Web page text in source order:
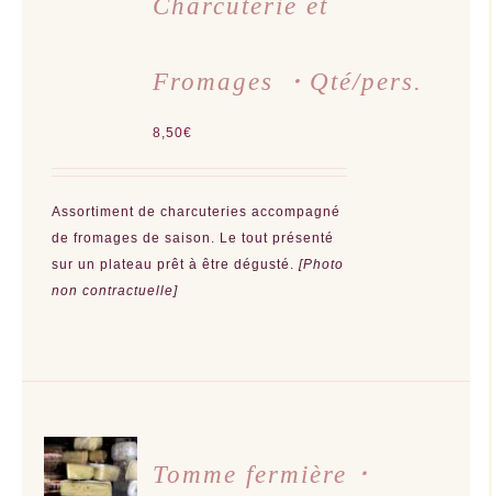
Fromages ・Qté/pers.
8,50€
Assortiment de charcuteries accompagné
de fromages de saison. Le tout présenté
sur un plateau prêt à être dégusté. [Photo
non contractuelle]
AJOUTER
AU
PANIER
Tomme fermière ･